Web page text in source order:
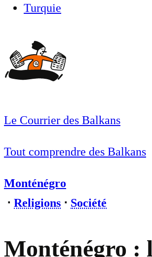
Turquie
Le Courrier des Balkans
Tout comprendre des Balkans
Monténégro
⋅ Religions ⋅ Société
Monténégro :